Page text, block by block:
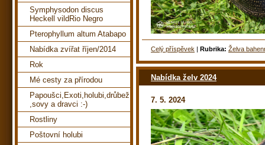
Celý příspěvek | Rubrika: Želva
Nabídka želv 2024
7. 5. 2024
Symphysodon discus
Heckell vildRio Negro
Pterophyllum altum Atabapo
Nabídka zvířat říjen/2014
Rok
Mé cesty za přírodou
Papoušci,Exoti,holubi,drůbež
,sovy a dravci :-)
Rostliny
Poštovní holubi